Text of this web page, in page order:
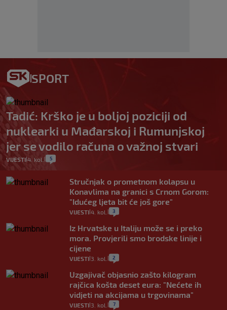
SPORT
Tadić: Krško je u boljoj poziciji od
nuklearki u Mađarskoj i Rumunjskoj
jer se vodilo računa o važnoj stvari
VIJESTI 4. kol. 5
Stručnjak o prometnom kolapsu u
Konavlima na granici s Crnom Gorom:
"Idućeg ljeta bit će još gore"
VIJESTI 4. kol. 3
Iz Hrvatske u Italiju može se i preko
mora. Provjerili smo brodske linije i
cijene
VIJESTI 3. kol. 2
Uzgajivač objasnio zašto kilogram
rajčica košta deset eura: "Nećete ih
vidjeti na akcijama u trgovinama"
VIJESTI 3. kol. 7